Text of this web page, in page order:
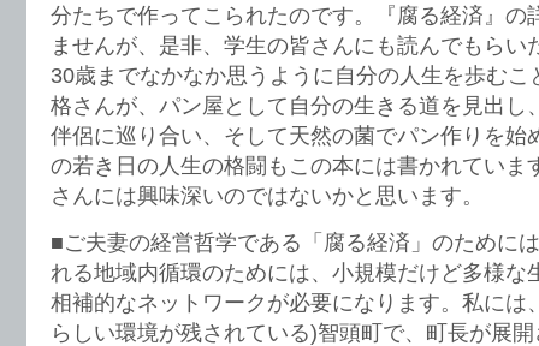
分たちで作ってこられたのです。『腐る経済』の
ませんが、是非、学生の皆さんにも読んでもらい
30歳までなかなか思うように自分の人生を歩むこ
格さんが、パン屋として自分の生きる道を見出し
伴侶に巡り合い、そして天然の菌でパン作りを
の若き日の人生の格闘もこの本には書かれていま
さんには興味深いのではないかと思います。
■ご夫妻の経営哲学である「腐る経済」のために
れる地域内循環のためには、小規模だけど多様な
相補的なネットワークが必要になります。私には
らしい環境が残されている)智頭町で、町長が展